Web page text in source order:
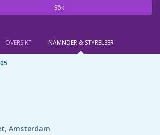
ÖVERSIKT NÄMNDER & STYRELSER
Amsterdam